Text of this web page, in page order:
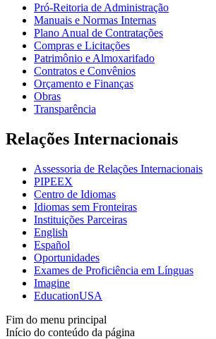
Pró-Reitoria de Administração
Manuais e Normas Internas
Plano Anual de Contratações
Compras e Licitações
Patrimônio e Almoxarifado
Contratos e Convênios
Orçamento e Finanças
Obras
Transparência
Relações Internacionais
Assessoria de Relações Internacionais
PIPEEX
Centro de Idiomas
Idiomas sem Fronteiras
Instituições Parceiras
English
Español
Oportunidades
Exames de Proficiência em Línguas
Imagine
EducationUSA
Fim do menu principal
Início do conteúdo da página